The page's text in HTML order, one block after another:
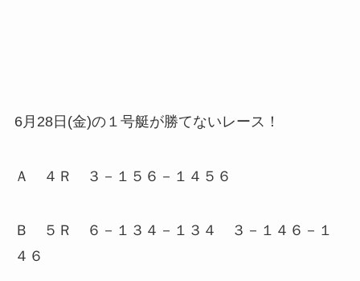
6月28日(金)の１号艇が勝てないレース！
Ａ ４Ｒ ３－１５６－１４５６
Ｂ ５Ｒ ６－１３４－１３４ ３－１４６－１
４６